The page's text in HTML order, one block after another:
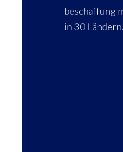
beschaffung
in 30 Ländern.